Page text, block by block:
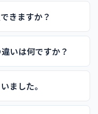
きますか？
いは何ですか？
ました。